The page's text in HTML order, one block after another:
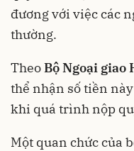
đương với việc các
thường.
TheoBộ Ngoại giao
thể nhận số tiền
khi quá trình nộp
Một quan chức của